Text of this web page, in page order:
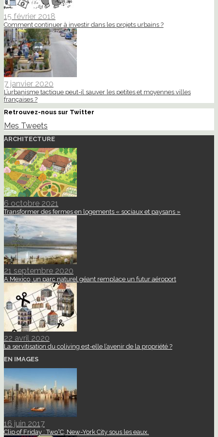
15 février 2018
Comment continuer à investir dans les projets urbains ?
7 janvier 2020
L’urbanisme tactique peut-il sauver les petites et moyennes villes
françaises ?
Retrouvez-nous sur Twitter
Mes Tweets
ARCHITECTURE
6 octobre 2021
Transformer des fermes en logements « sociaux et paysans »
21 septembre 2020
A Mexico, un parc naturel géant remplace un futur aéroport
22 avril 2020
La servitisation du coliving est-elle l’avenir de la propriété ?
EN IMAGES
16 juin 2017
Clip of Friday : Two°C, New-York City sous les eaux.